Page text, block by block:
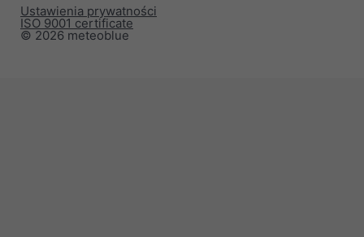
© 2026 meteoblue
ISO 9001 certificate
Ustawienia prywatności